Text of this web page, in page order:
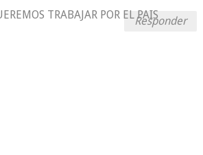
TRABAJAR POR EL PAISResponder